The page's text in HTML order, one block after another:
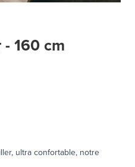
160 cm
ultra confortable, notre